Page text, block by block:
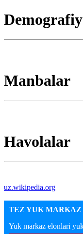
Manbalar
Havolalar
uz.wikipedia.org
TEZ YUK MARKAZ
Yuk markaz elonlari